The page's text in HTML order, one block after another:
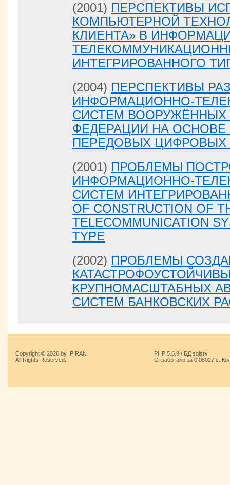
(2001) ПЕРСПЕКТИВЫ
КОМПЬЮТЕРНОЙ
КЛИЕНТА» В
ИНТЕГРИРОВАННОГО
(2004) ПЕРСПЕКТИВЫ
ИНФОРМАЦИОННО-
СИСТЕМ ВООРУЖЁННЫХ
ФЕДЕРАЦИИ НА ОСНОВЕ
ПЕРЕДОВЫХ ЦИФРОВЫХ
(2001) ПРОБЛЕМЫ
ИНФОРМАЦИОННО-
СИСТЕМ
OF CONSTRUCTION OF
TELECOMMUNICATION
TYPE
(2002) ПРОБЛЕМЫ
КРУПНОМАСШТАБНЫХ
СИСТЕМ БАНКОВСКИХ
Copyright © 2026 by IPIRAN.
All Rights Reserved.
PHP 5.6.9 / БД sqlsrv
Отработало за 0.08027 с.